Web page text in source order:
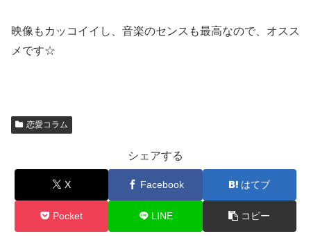
映像もカッコイイし、音楽のセンスも最高なので、オスス
メです☆
恋愛コラム
シェアする
X Facebook はてブ
Pocket LINE コピー